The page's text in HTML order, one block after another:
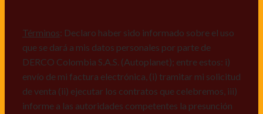
Términos: Declaro haber sido informado sobre el uso
que se dará a mis datos personales por parte de
DERCO Colombia S.A.S. (Autoplanet); entre estos: i)
envío de mi factura electrónica, (i) tramitar mi solicitud
de venta (ii) ejecutar los contratos que celebremos, iii)
informe a las autoridades competentes la presunción